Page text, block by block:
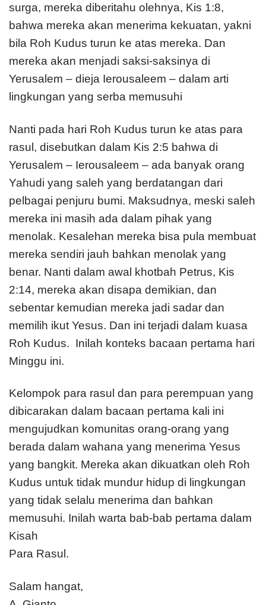
surga, mereka diberitahu olehnya, Kis 1:8,
bahwa mereka akan menerima kekuatan, yakni
bila Roh Kudus turun ke atas mereka. Dan
mereka akan menjadi saksi-saksinya di
Yerusalem – dieja Ierousaleem – dalam arti
lingkungan yang serba memusuhi
Nanti pada hari Roh Kudus turun ke atas para
rasul, disebutkan dalam Kis 2:5 bahwa di
Yerusalem – Ierousaleem – ada banyak orang
Yahudi yang saleh yang berdatangan dari
pelbagai penjuru bumi. Maksudnya, meski saleh
mereka ini masih ada dalam pihak yang
menolak. Kesalehan mereka bisa pula membuat
mereka sendiri jauh bahkan menolak yang
benar. Nanti dalam awal khotbah Petrus, Kis
2:14, mereka akan disapa demikian, dan
sebentar kemudian mereka jadi sadar dan
memilih ikut Yesus. Dan ini terjadi dalam kuasa
Roh Kudus. Inilah konteks bacaan pertama hari
Minggu ini.
Kelompok para rasul dan para perempuan yang
dibicarakan dalam bacaan pertama kali ini
mengujudkan komunitas orang-orang yang
berada dalam wahana yang menerima Yesus
yang bangkit. Mereka akan dikuatkan oleh Roh
Kudus untuk tidak mundur hidup di lingkungan
yang tidak selalu menerima dan bahkan
memusuhi. Inilah warta bab-bab pertama dalam
Kisah
Para Rasul.
Salam hangat,